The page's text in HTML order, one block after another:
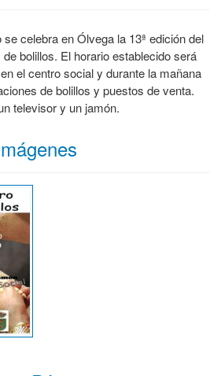
celebra en Ólvega la 13ª edición del
bolillos. El horario establecido será
el centro social y durante la mañana
de bolillos y puestos de venta.
televisor y un jamón.